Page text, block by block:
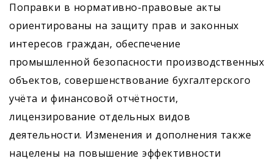
Поправки в нормативно-правовые акты
ориентированы на защиту прав и законных
интересов граждан, обеспечение
промышленной безопасности производственных
объектов, совершенствование бухгалтерского
учёта и финансовой отчётности,
лицензирование отдельных видов
деятельности. Изменения и дополнения также
нацелены на повышение эффективности